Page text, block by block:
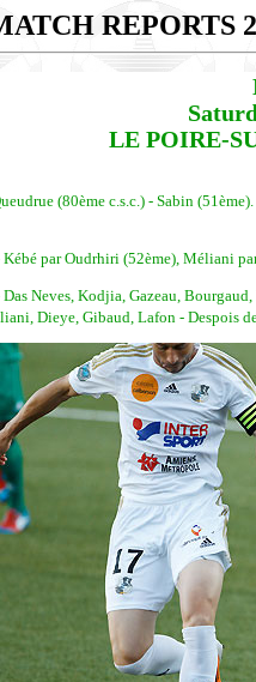
REPORTS
LE POIRE-
(80ème c.s.c.) - Sabin (51ème).
par Oudrhiri (52ème), Méliani
Neves, Kodjia, Gazeau,
Dieye, Gibaud, Lafon - Despois